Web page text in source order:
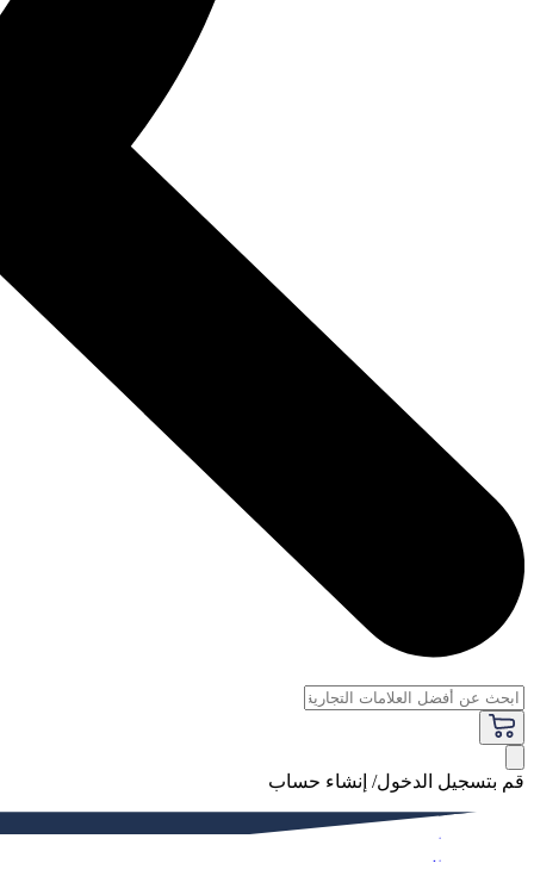
قم بتسجيل الدخول/ إنشاء حساب
فاخر
النساء
الرجال